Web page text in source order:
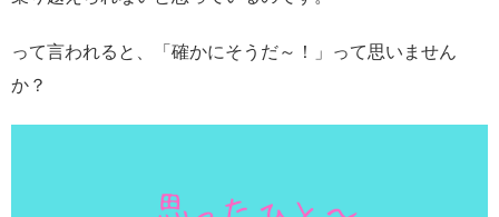
って言われると、「確かにそうだ～！」って思いません
か？